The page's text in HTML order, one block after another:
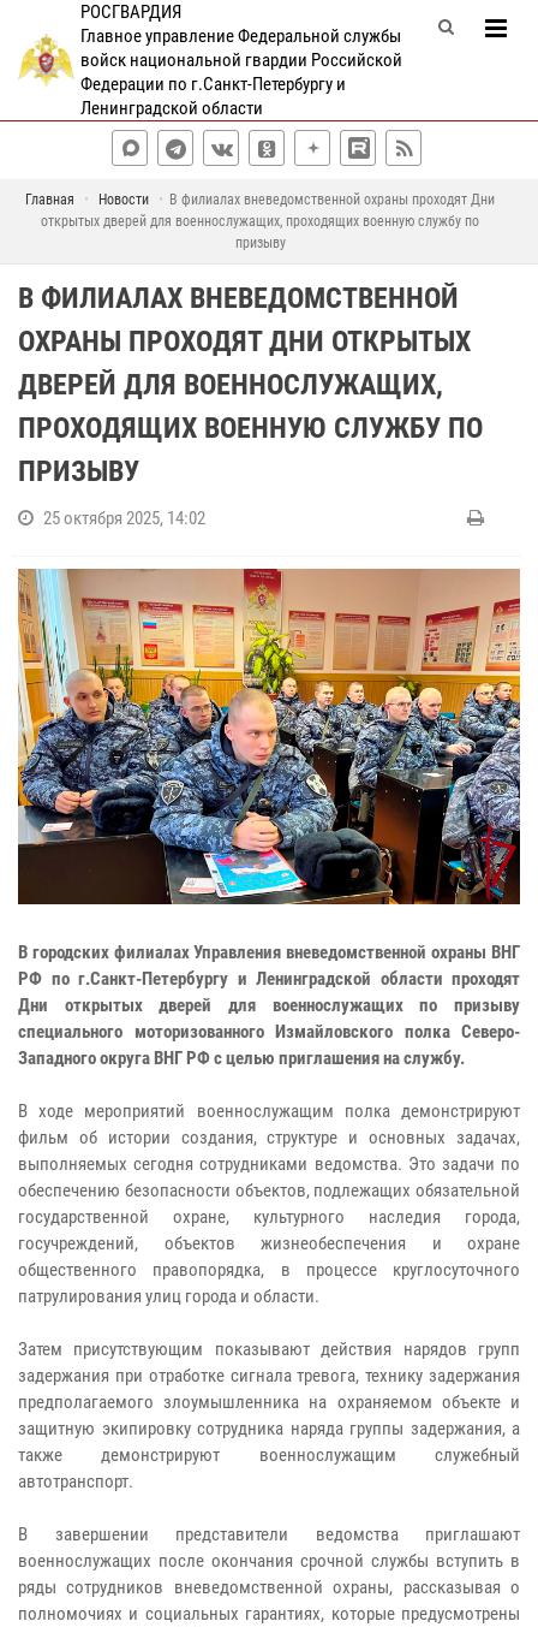
РОСГВАРДИЯ
Главное управление Федеральной службы
войск национальной гвардии Российской
Федерации по г.Санкт-Петербургу и
Ленинградской области
Главная Новости
В филиалах вневедомственной охраны проходят Дни
открытых дверей для военнослужащих, проходящих военную службу по
призыву
В ФИЛИАЛАХ ВНЕВЕДОМСТВЕННОЙ
ОХРАНЫ ПРОХОДЯТ ДНИ ОТКРЫТЫХ
ДВЕРЕЙ ДЛЯ ВОЕННОСЛУЖАЩИХ,
ПРОХОДЯЩИХ ВОЕННУЮ СЛУЖБУ ПО
ПРИЗЫВУ
25 октября 2025, 14:02
В городских филиалах Управления вневедомственной охраны ВНГ
РФ по г.Санкт-Петербургу и Ленинградской области проходят
Дни открытых дверей для военнослужащих по призыву
специального моторизованного Измайловского полка Северо-
Западного округа ВНГ РФ с целью приглашения на службу.
В ходе мероприятий военнослужащим полка демонстрируют
фильм об истории создания, структуре и основных задачах,
выполняемых сегодня сотрудниками ведомства. Это задачи по
обеспечению безопасности объектов, подлежащих обязательной
государственной охране, культурного наследия города,
госучреждений, объектов жизнеобеспечения и охране
общественного правопорядка, в процессе круглосуточного
патрулирования улиц города и области.
Затем присутствующим показывают действия нарядов групп
задержания при отработке сигнала тревога, технику задержания
предполагаемого злоумышленника на охраняемом объекте и
защитную экипировку сотрудника наряда группы задержания, а
также демонстрируют военнослужащим служебный
автотранспорт.
В завершении представители ведомства приглашают
военнослужащих после окончания срочной службы вступить в
ряды сотрудников вневедомственной охраны, рассказывая о
полномочиях и социальных гарантиях, которые предусмотрены